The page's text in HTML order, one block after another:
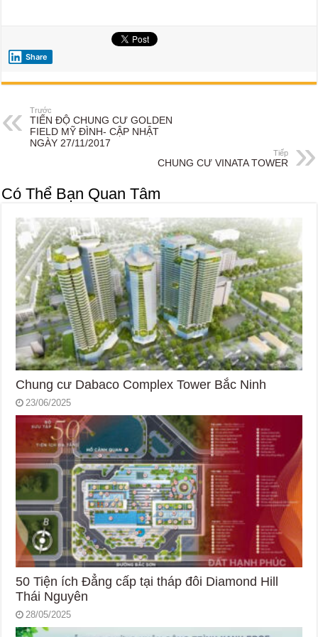
Share
Trước
TIẾN ĐỘ CHUNG CƯ GOLDEN
FIELD MỸ ĐÌNH- CẬP NHẬT
NGÀY 27/11/2017
Tiếp
CHUNG CƯ VINATA TOWER
Có Thể Bạn Quan Tâm
Chung cư Dabaco Complex Tower Bắc Ninh
23/06/2025
50 Tiện ích Đẳng cấp tại tháp đôi Diamond Hill
Thái Nguyên
28/05/2025